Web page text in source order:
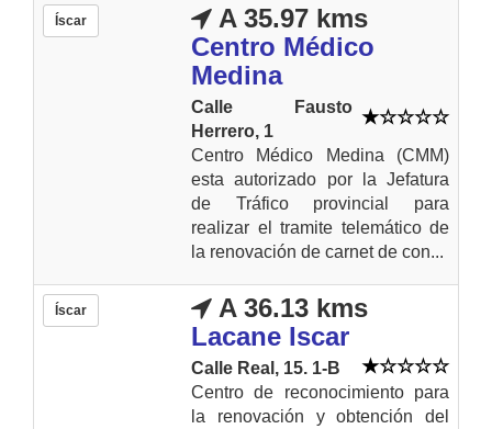
Íscar
A 35.97 kms
Centro Médico
Medina
Calle Fausto
Herrero, 1
Centro Médico Medina (CMM)
esta autorizado por la Jefatura
de Tráfico provincial para
realizar el tramite telemático de
la renovación de carnet de con...
Íscar
A 36.13 kms
Lacane Iscar
Calle Real, 15. 1-B
Centro de reconocimiento para
la renovación y obtención del